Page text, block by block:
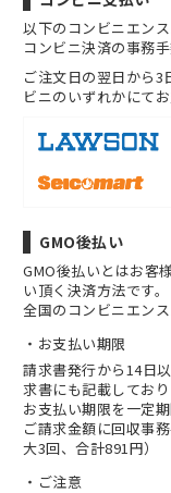
以下のコンビニエン
コンビニ決済の事務
ご注文日の翌日から
ビニのいずれかにてお
GMO後払い
GMO後払いとはお客
い頂く決済方法です。
全国のコンビニエン
お支払い期限
請求書発行から14日
求書にも記載しており
お支払い期限を一定
ご請求金額に回収事
大3回、合計891円）
ご注意